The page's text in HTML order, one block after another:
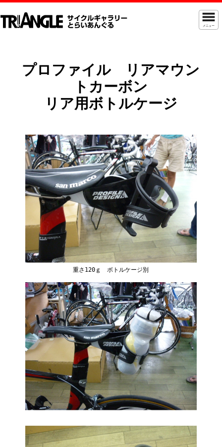
メニュー
プロファイル リアマウン
トカーボン
リア用ボトルケージ
重さ120ｇ ボトルケージ別